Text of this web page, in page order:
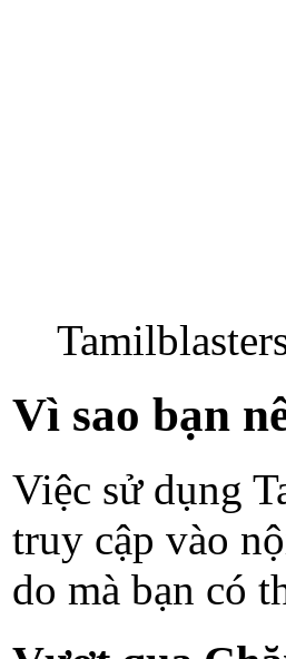
Vì sao bạn
Việc sử dụng
truy cập vào
do mà bạn có